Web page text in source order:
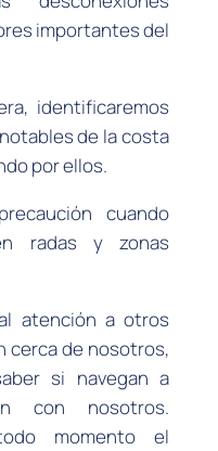
importantes del
identificaremos
de la costa
por ellos.
cuando
radas y zonas
atención a otros
cerca de nosotros,
si navegan a
con nosotros.
momento el